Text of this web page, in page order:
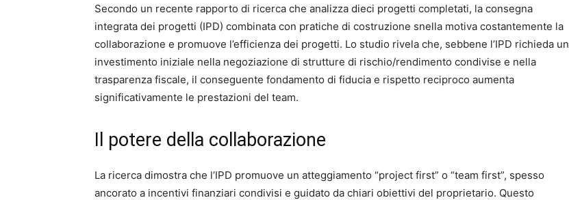
Secondo un recente rapporto di ricerca che analizza dieci progetti completati, la consegna
integrata dei progetti (IPD) combinata con pratiche di costruzione snella motiva costantemente la
collaborazione e promuove l’efficienza dei progetti. Lo studio rivela che, sebbene l’IPD richieda un
investimento iniziale nella negoziazione di strutture di rischio/rendimento condivise e nella
trasparenza fiscale, il conseguente fondamento di fiducia e rispetto reciproco aumenta
significativamente le prestazioni del team.
Il potere della collaborazione
La ricerca dimostra che l’IPD promuove un atteggiamento “project first” o “team first”, spesso
ancorato a incentivi finanziari condivisi e guidato da chiari obiettivi del proprietario. Questo